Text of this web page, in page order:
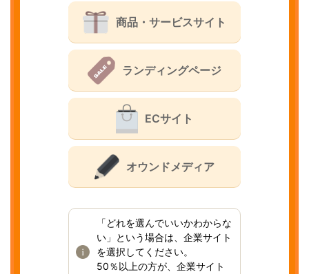
商品・サービスサイト
ランディングページ
ECサイト
オウンドメディア
「どれを選んでいいかわからな
い」という場合は、企業サイト
を選択してください。
50％以上の方が、企業サイト